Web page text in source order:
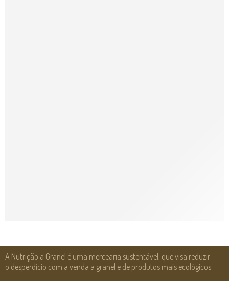
A Nutrição a Granel é uma mercearia sustentável, que visa reduzir
o desperdício com a venda a granel e de produtos mais ecológicos.